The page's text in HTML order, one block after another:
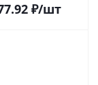
₽/шт